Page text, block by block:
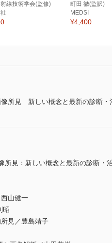
線技術学会(監修)
町田 徹(監訳)
MEDSI
¥4,400
像所見 新しい概念と最新の診断・
所見：新しい概念と最新の診
山健一
昭
見／豊島靖子